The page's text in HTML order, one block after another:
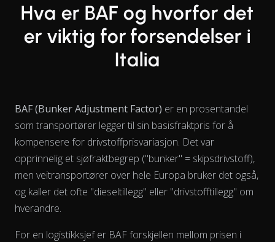
Hva er BAF og hvorfor det
er viktig for forsendelser i
Italia
BAF (Bunker Adjustment Factor) er en prosentandel
som transportører legger til sin basisfraktpris for å
kompensere for drivstoffprisvariasjon. Det var
opprinnelig et sjøfraktbegrep ("bunker" = skipsdrivstoff),
men veitransportører over hele Europa bruker det også,
og kaller det ofte "dieseltillegg" eller "drivstofftillegg" om
hverandre.
For en logistikksjef er BAF forskjellen mellom prisen i